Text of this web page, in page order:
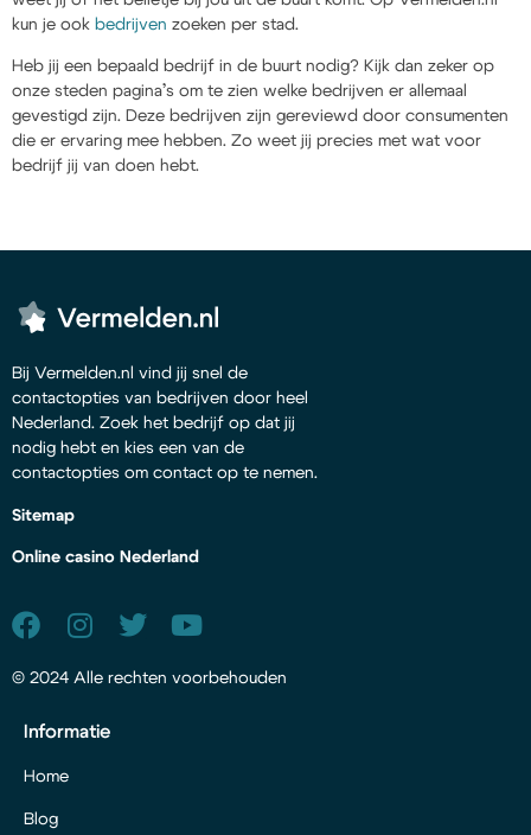
kun je ook bedrijven zoeken per stad.
Heb jij een bepaald bedrijf in de buurt nodig? Kijk dan zeker op
onze steden pagina’s om te zien welke bedrijven er allemaal
gevestigd zijn. Deze bedrijven zijn gereviewd door consumenten
die er ervaring mee hebben. Zo weet jij precies met wat voor
bedrijf jij van doen hebt.
Bij Vermelden.nl vind jij snel de
contactopties van bedrijven door heel
Nederland. Zoek het bedrijf op dat jij
nodig hebt en kies een van de
contactopties om contact op te nemen.
Sitemap
Online casino Nederland
© 2024 Alle rechten voorbehouden
Informatie
Home
Blog